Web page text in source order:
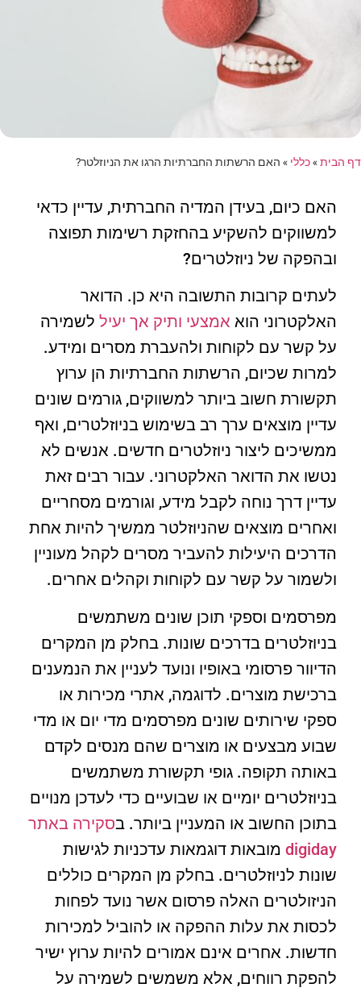
דף הבית»כללי » האם הרשתות החברתיות הרגו את הניוזלטר?
האם כיום, בעידן המדיה החברתית, עדיין כדאי
למשווקים להשקיע בהחזקת רשימות תפוצה
ובהפקה של ניוזלטרים?
לעתים קרובות התשובה היא כן. הדואר
האלקטרוני הוא אמצעי ותיק אך יעיל לשמירה
על קשר עם לקוחות ולהעברת מסרים ומידע.
למרות שכיום, הרשתות החברתיות הן ערוץ
תקשורת חשוב ביותר למשווקים, גורמים שונים
עדיין מוצאים ערך רב בשימוש בניוזלטרים, ואף
ממשיכים ליצור ניוזלטרים חדשים. אנשים לא
נטשו את הדואר האלקטרוני. עבור רבים זאת
עדיין דרך נוחה לקבל מידע, וגורמים מסחריים
ואחרים מוצאים שהניוזלטר ממשיך להיות אחת
הדרכים היעילות להעביר מסרים לקהל מעוניין
ולשמור על קשר עם לקוחות וקהלים אחרים.
מפרסמים וספקי תוכן שונים משתמשים
בניוזלטרים בדרכים שונות. בחלק מן המקרים
הדיוור פרסומי באופיו ונועד לעניין את הנמענים
ברכישת מוצרים. לדוגמה, אתרי מכירות או
ספקי שירותים שונים מפרסמים מדי יום או מדי
שבוע מבצעים או מוצרים שהם מנסים לקדם
באותה תקופה. גופי תקשורת משתמשים
בניוזלטרים יומיים או שבועיים כדי לעדכן מנויים
בתוכן החשוב או המעניין ביותר. בסקירה באתר
digiday מובאות דוגמאות עדכניות לגישות
שונות לניוזלטרים. בחלק מן המקרים כוללים
הניזולטרים האלה פרסום אשר נועד לפחות
לכסות את עלות ההפקה או להוביל למכירות
חדשות. אחרים אינם אמורים להיות ערוץ ישיר
להפקת רווחים, אלא משמשים לשמירה על